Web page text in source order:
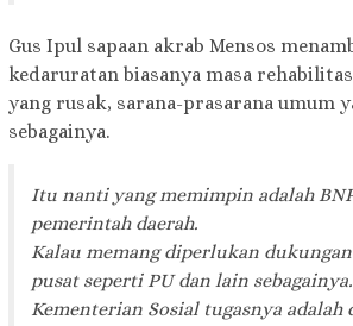
Gus Ipul sapaan akrab Mensos
kedaruratan biasanya masa
yang rusak, sarana-prasarana umum
sebagainya.
Itu nanti yang memimpin adalah
pemerintah daerah.
Kalau memang diperlukan
pusat seperti PU dan lain
Kementerian Sosial tugasnya adalah